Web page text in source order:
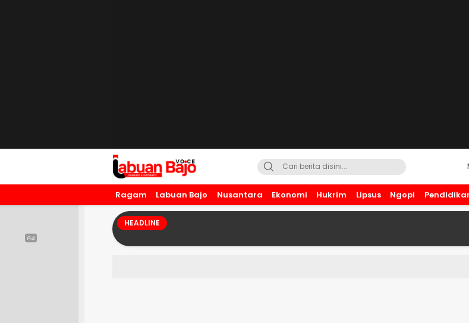
Labuan Bajo Voice
Humanis dan Inspiratif
Ragam Labuan Bajo Nusantara Ekonomi Hukrim Lipsus Ngopi
HEADLINE